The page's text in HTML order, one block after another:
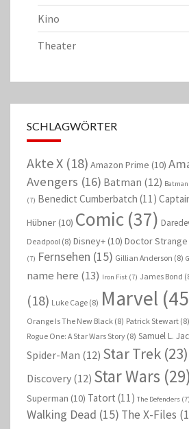
Kino
Theater
SCHLAGWÖRTER
Akte X (18) Amazon Prime (10)
Avengers (16) Batman (12)
(7) Benedict Cumberbatch (11)
Hübner (10) Comic (37)
Deadpool (8) Disney+ (10) Doctor Strange
(7) Fernsehen (15) Gillian Anderson (8)
name here (13) Iron Fist (7) James Bond
(18) Luke Cage (8) Marvel
Orange Is The New Black (8) Patrick Stewart (8)
Rogue One: A Star Wars Story (8) Samuel L.
Spider-Man (12) Star Trek (23)
Discovery (12) Star Wars (29)
Superman (10) Tatort (11) The Defenders (7)
Walking Dead (15) The X-Files